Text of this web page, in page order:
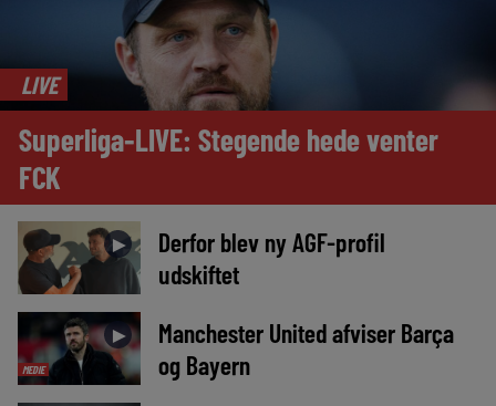
LIVE
Superliga-LIVE: Stegende hede venter
FCK
►
Derfor blev ny AGF-profil
udskiftet
MEDIE
►
Manchester United afviser Barça
og Bayern